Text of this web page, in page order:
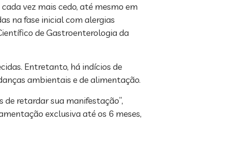
vez mais cedo, até mesmo em
na fase inicial com alergias
de Gastroenterologia da
Entretanto, há indícios de
ambientais e de alimentação.
retardar sua manifestação”,
exclusiva até os 6 meses,